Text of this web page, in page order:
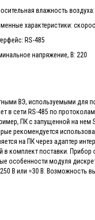
влажность
характеристики:
RS-485
напряжение, В: 220
ВЭ, используемыми для
RS-485 по протоколам
ПК с запущенной на нем
рекомендуется
на ПК через адаптер
поставки. Прибор
особенности модуля
В или =30 В. Возможность